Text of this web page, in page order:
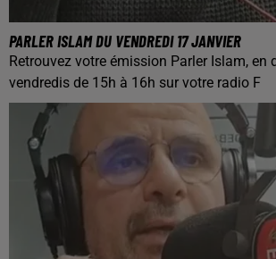
PARLER ISLAM DU VENDREDI 17 JANVIER
Retrouvez votre émission Parler Islam, en
vendredis de 15h à 16h sur votre radio F